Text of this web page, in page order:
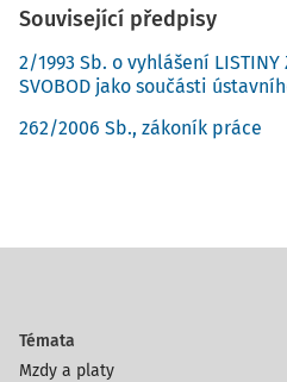
Související předpisy
2/1993 Sb. o vyhlášení LISTINY
SVOBOD jako součásti
262/2006 Sb., zákoník práce
Témata
Mzdy a platy